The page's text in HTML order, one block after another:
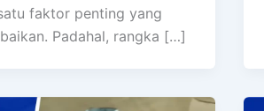
faktor penting yang
Padahal, rangka […]